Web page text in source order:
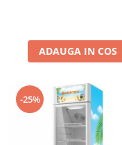
ADAUGA IN COS
-25%